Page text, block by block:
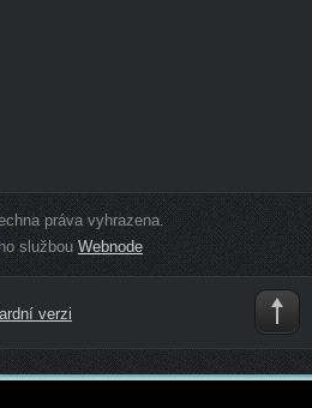
práva vyhrazena.
službouWebnode
verzi